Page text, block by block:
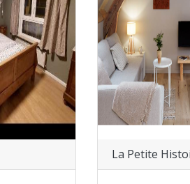
La Petite